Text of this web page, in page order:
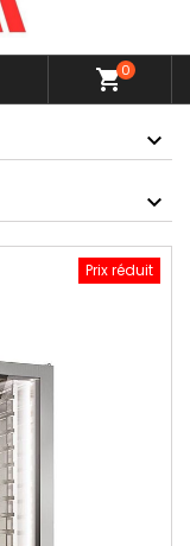
shopping_cart0
Prix réduit